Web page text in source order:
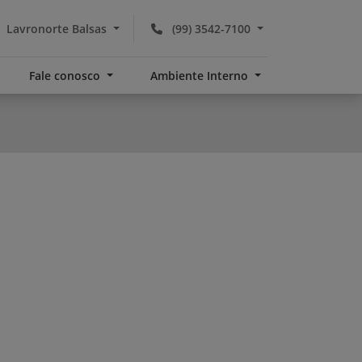
(99) 3542-7100
Lavronorte Balsas
Fale conosco Ambiente Interno